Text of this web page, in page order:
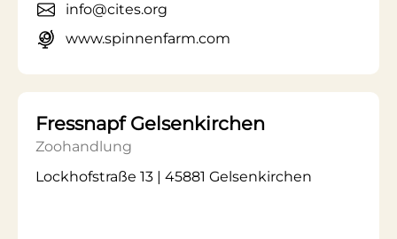
info@cites.org
www.spinnenfarm.com
Fressnapf Gelsenkirchen
Zoohandlung
Lockhofstraße 13 | 45881 Gelsenkirchen